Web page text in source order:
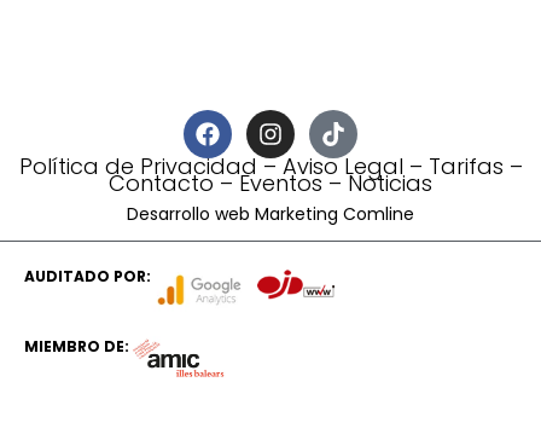
Política de Privacidad–Aviso Legal – Tarifas –
Contacto–Eventos–Noticias
Desarrollo web Marketing Comline
AUDITADO POR:
MIEMBRO DE: